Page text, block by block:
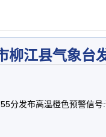
柳江县气象台
分发布高温橙色预警信